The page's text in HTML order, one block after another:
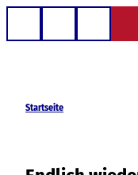
Startseite